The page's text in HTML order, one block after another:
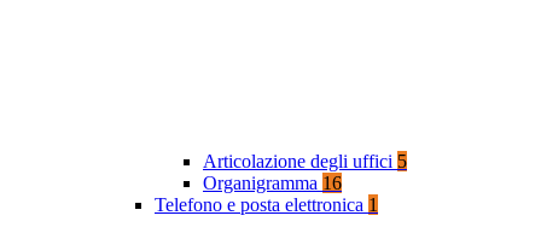
Articolazione degli uffici 5
Organigramma 16
Telefono e posta elettronica 1